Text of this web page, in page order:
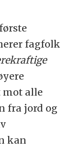
fagfolk
alle
fra jord og
kan